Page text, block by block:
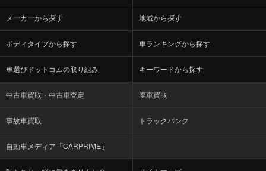
メーカーから探す 地域から探す
ボディタイプから探す 車ランキングから探す
車選びドットコムの取り組み キーワードから探す
中古車買取・中古車査定 廃車買取
事故車買取 トラックバンク
自動車メディア「CARPRIME」